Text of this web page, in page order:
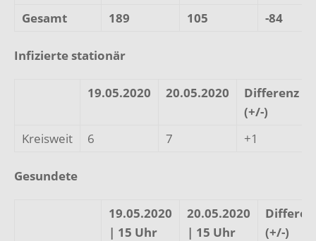
Gesamt
189 105 -84
Infizierte stationär
19.05.2020 20.05.2020
Differenz
(+/-)
Kreisweit
6 7 +1
Gesundete
19.05.2020
| 15 Uhr
20.05.2020
| 15 Uhr
(+/-)